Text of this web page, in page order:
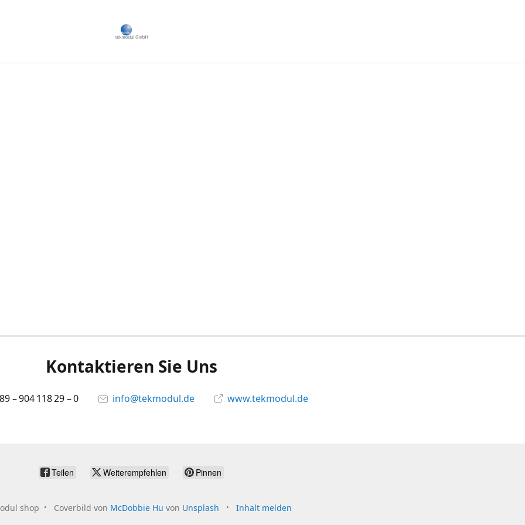
Kontaktieren Sie Uns
– 904 118 29 – 0 info@tekmodul.de www.tekmodul.de
Teilen Weiterempfehlen Pinnen
shop Coverbild von McDobbie Hu von Unsplash Inhalt melden